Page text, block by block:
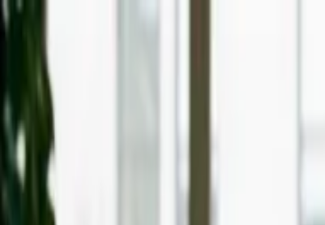
Ir al contenido principal
viernes, 7 de agosto de 2026